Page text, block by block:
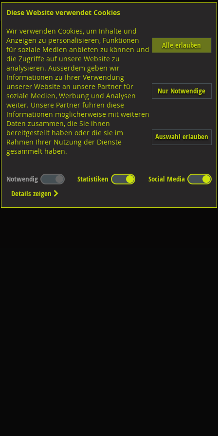
Shop Geländerzubehör
Brüstungspfosten
Diverse Brüstungspfosten u.
Zubehör
Diese Website verwendet Cookies
Wir verwenden Cookies, um Inhalte und
Anzeigen zu personalisieren, Funktionen
für soziale Medien anbieten zu können und
die Zugriffe auf unsere Website zu
analysieren. Ausserdem geben wir
Informationen zu Ihrer Verwendung
unserer Website an unsere Partner für
soziale Medien, Werbung und Analysen
weiter. Unsere Partner führen diese
Informationen möglicherweise mit weiteren
Daten zusammen, die Sie ihnen
bereitgestellt haben oder die sie im
Rahmen Ihrer Nutzung der Dienste
gesammelt haben.
Alle erlauben
Nur Notwendige
Auswahl erlauben
Notwendig Statistiken
Social Media
Details zeigen